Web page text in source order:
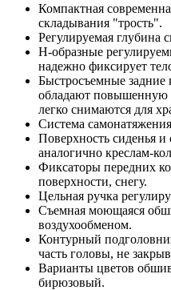
Компактная
складывания "трость".
Регулируемая глубина
Н-образные
надежно фиксирует
Быстросъемные
обладают повышенную
легко снимаются для
Система
Поверхность сиденья и
аналогично креслам-
Фиксаторы передних
поверхности, снегу.
Цельная ручка
Съемная моющаяся
воздухообменом.
Контурный
часть головы, не
Варианты цветов
бирюзовый.